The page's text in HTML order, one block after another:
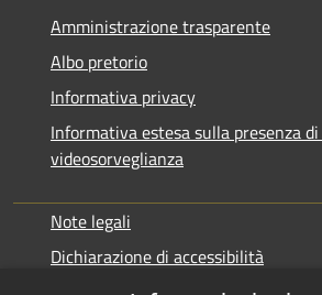
Amministrazione trasparente
Albo pretorio
Informativa privacy
Informativa estesa sulla presenza
videosorveglianza
Note legali
Dichiarazione di accessibilità